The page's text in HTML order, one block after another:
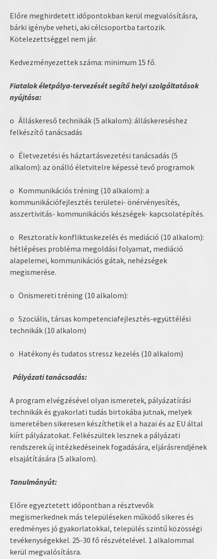
Előre meghirdetett időpontokban kerül megvalósításra,
bárki igénybe veheti, aki célcsoportba tartozik.
Kötelezettséggel nem jár.
Kedvezményezettek száma: minimum 15 fő.
Fiatalok életpálya-tervezését segítő helyi szolgáltatások
nyújtása:
o Álláskereső technikák (5 alkalom): álláskereséshez
felkészítő tanácsadás
o Életvezetési és háztartásvezetési tanácsadás (5
alkalom): az önálló életvitelre képessé tevő programok
o Kommunikációs tréning (10 alkalom): a
kommunikációfejlesztés területei- önérvényesítés,
asszertivitás- kommunikációs készségek- kapcsolatépítés.
o Resztoratív konfliktuskezelés és mediáció (10 alkalom):
hétlépéses probléma megoldási folyamat, mediáció
alapelemei, kommunikációs gátak, nehézségek
megismerése.
o Önismereti tréning (10 alkalom):
o Szociális, társas kompetenciafejlesztés-együttélési
technikák (10 alkalom)
o Hatékony és tudatos stressz kezelés (10 alkalom)
Pályázati tanácsadás:
A program elvégzésével olyan ismeretek, pályázatírási
technikák és gyakorlati tudás birtokába jutnak, melyek
ismeretében sikeresen készíthetik el a hazai és az EU által
kiírt pályázatokat. Felkészültek lesznek a pályázati
rendszerek új intézkedéseinek fogadására, eljárásrendjének
elsajátítására (5 alkalom).
Tanulmányút:
Előre egyeztetett időpontban a résztvevők
megismerkednek más településeken működő sikeres és
eredményes jó gyakorlatokkal, település szintű közösségi
tevékenységekkel. 25-30 fő részvételével. 1 alkalommal
kerül megvalósításra.